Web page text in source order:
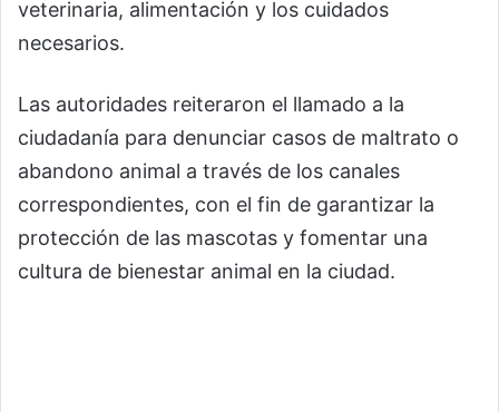
veterinaria, alimentación y los cuidados
necesarios.
Las autoridades reiteraron el llamado a la
ciudadanía para denunciar casos de maltrato o
abandono animal a través de los canales
correspondientes, con el fin de garantizar la
protección de las mascotas y fomentar una
cultura de bienestar animal en la ciudad.